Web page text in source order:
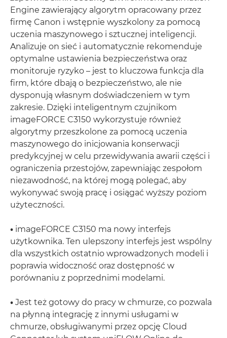
Engine zawierający algorytm opracowany przez
firmę Canon i wstępnie wyszkolony za pomocą
uczenia maszynowego i sztucznej inteligencji.
Analizuje on sieć i automatycznie rekomenduje
optymalne ustawienia bezpieczeństwa oraz
monitoruje ryzyko – jest to kluczowa funkcja dla
firm, które dbają o bezpieczeństwo, ale nie
dysponują własnym doświadczeniem w tym
zakresie. Dzięki inteligentnym czujnikom
imageFORCE C3150 wykorzystuje również
algorytmy przeszkolone za pomocą uczenia
maszynowego do inicjowania konserwacji
predykcyjnej w celu przewidywania awarii części i
ograniczenia przestojów, zapewniając zespołom
niezawodność, na której mogą polegać, aby
wykonywać swoją pracę i osiągać wyższy poziom
użyteczności.
• imageFORCE C3150 ma nowy interfejs
użytkownika. Ten ulepszony interfejs jest wspólny
dla wszystkich ostatnio wprowadzonych modeli i
poprawia widoczność oraz dostępność w
porównaniu z poprzednimi modelami.
• Jest też gotowy do pracy w chmurze, co pozwala
na płynną integrację z innymi usługami w
chmurze, obsługiwanymi przez opcję Cloud